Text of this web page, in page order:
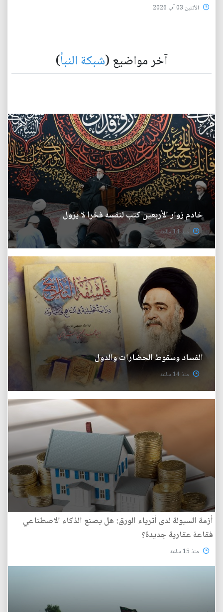
الأثنين 03 آب 2026
آخر مواضيع (شبكة النبأ)
خادم زوار الأربعين كتب لنفسه فخرا لا يزول
منذ 14 ساعة
الفساد وسقوط الحضارات والدول
منذ 14 ساعة
أزمة السيولة لدى أثرياء الورق: هل يصنع الذكاء الاصطناعي
فقاعة عقارية جديدة؟
منذ 15 ساعة